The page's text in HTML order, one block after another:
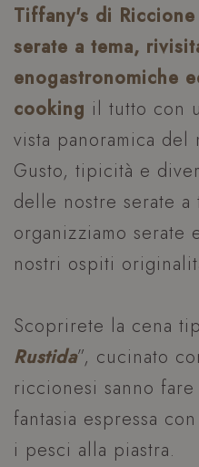
Tiffany's di
serate a tema,
enogastronomiche
cooking il tutto con
vista panoramica del
Gusto, tipicità e
delle nostre serate a
organizziamo serate
nostri ospiti
Scoprirete la cena
Rustida”, cucinato
riccionesi sanno
fantasia espressa
i pesci alla piastra.